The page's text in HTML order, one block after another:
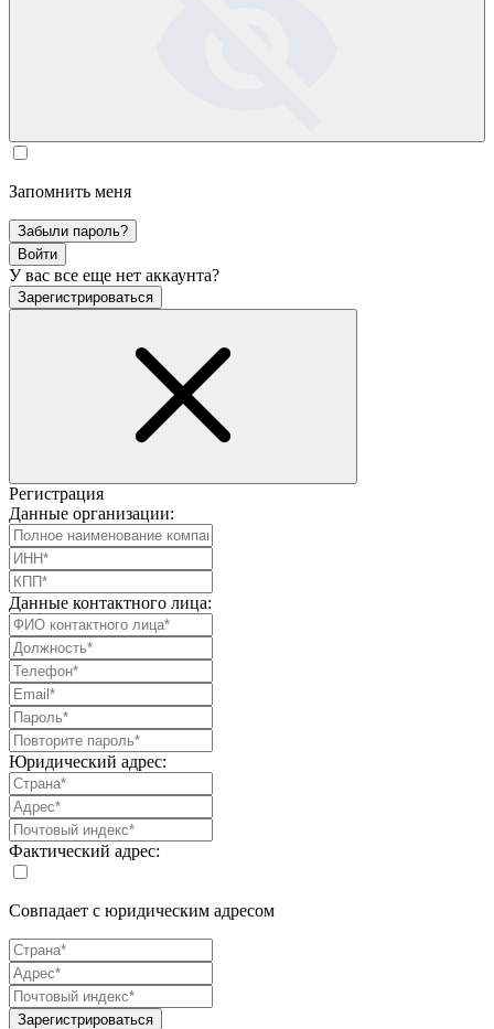
Запомнить меня
Забыли пароль?
Войти
У вас все еще нет аккаунта?
Зарегистрироваться
Регистрация
Данные организации:
Данные контактного лица:
Юридический адрес:
Фактический адрес:
Совпадает с юридическим адресом
Зарегистрироваться